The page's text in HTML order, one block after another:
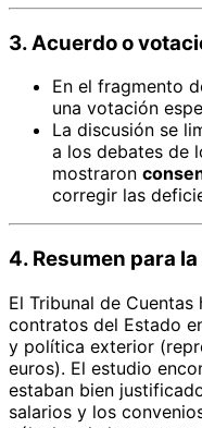
3. Acuerdo o
En el fragmento
una votación
La discusión se
a los debates de
mostraron
corregir las
4. Resumen para
El Tribunal de
contratos del Estado
y política exterior
euros). El estudio
estaban bien
salarios y los